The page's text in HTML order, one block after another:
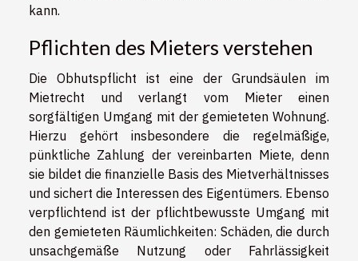
kann.
Pflichten des Mieters verstehen
Die Obhutspflicht ist eine der Grundsäulen im
Mietrecht und verlangt vom Mieter einen
sorgfältigen Umgang mit der gemieteten Wohnung.
Hierzu gehört insbesondere die regelmäßige,
pünktliche Zahlung der vereinbarten Miete, denn
sie bildet die finanzielle Basis des Mietverhältnisses
und sichert die Interessen des Eigentümers. Ebenso
verpflichtend ist der pflichtbewusste Umgang mit
den gemieteten Räumlichkeiten: Schäden, die durch
unsachgemäße Nutzung oder Fahrlässigkeit